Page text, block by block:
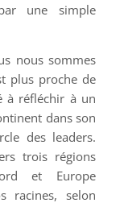
une simple
nous sommes
plus proche de
à réfléchir à un
dans son
des leaders.
trois régions
et Europe
racines, selon